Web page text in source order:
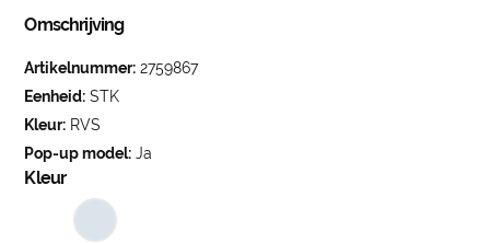
Omschrijving
Artikelnummer: 2759867
Eenheid: STK
Kleur: RVS
Pop-up model: Ja
Kleur